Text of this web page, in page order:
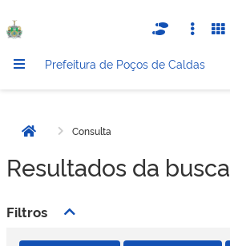
Prefeitura de Poços de Caldas
Página inicial
Consulta
Resultados da busca
Filtros